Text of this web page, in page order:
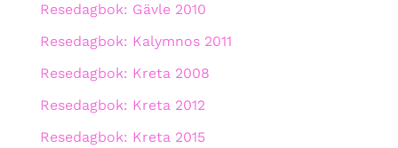
Resedagbok: Gävle 2010
Resedagbok: Kalymnos 2011
Resedagbok: Kreta 2008
Resedagbok: Kreta 2012
Resedagbok: Kreta 2015